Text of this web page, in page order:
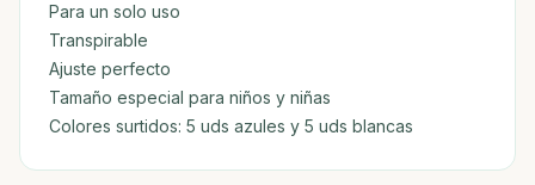
Para un solo uso
Transpirable
Ajuste perfecto
Tamaño especial para niños y niñas
Colores surtidos: 5 uds azules y 5 uds blancas